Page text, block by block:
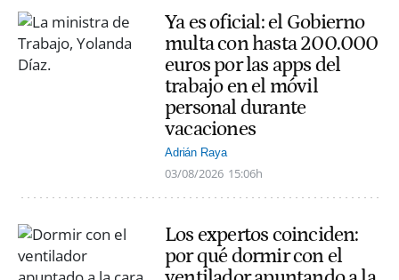
Ya es oficial: el Gobierno
multa con hasta 200.000
euros por las apps del
trabajo en el móvil
personal durante
vacaciones
Adrián Raya
03/08/2026 15:06h
Los expertos coinciden:
por qué dormir con el